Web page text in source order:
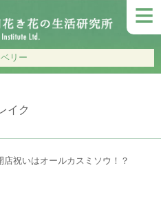
≡
リー
イク
店祝いはオールカスミソウ！？